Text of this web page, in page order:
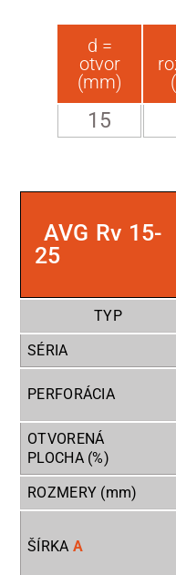
d =
otvor
(mm)
15
AVG Rv 15-
25
TYP
SÉRIA
PERFORÁCIA
OTVORENÁ
PLOCHA (%)
ROZMERY (mm)
ŠÍRKA A